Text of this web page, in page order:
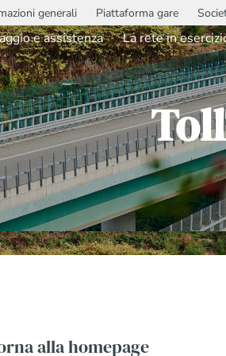
generali Piattaforma gare
e assistenza La rete in
alla homepage